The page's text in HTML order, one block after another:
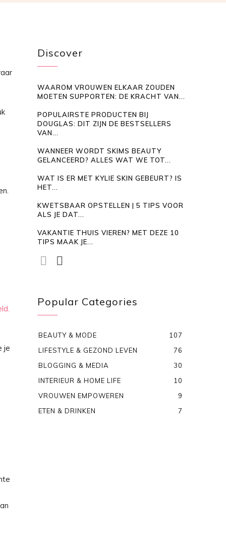
je
Discover
WAAROM VROUWEN ELKAAR ZOUDEN
MOETEN SUPPORTEN: DE KRACHT VAN...
POPULAIRSTE PRODUCTEN BIJ
DOUGLAS: DIT ZIJN DE BESTSELLERS
VAN...
WANNEER WORDT SKIMS BEAUTY
GELANCEERD? ALLES WAT WE TOT...
WAT IS ER MET KYLIE SKIN GEBEURT? IS
HET...
KWETSBAAR OPSTELLEN | 5 TIPS VOOR
ALS JE DAT...
VAKANTIE THUIS VIEREN? MET DEZE 10
TIPS MAAK JE...
Popular Categories
BEAUTY & MODE
107
LIFESTYLE & GEZOND LEVEN
76
BLOGGING & MEDIA
30
INTERIEUR & HOME LIFE
10
VROUWEN EMPOWEREN
9
ETEN & DRINKEN
7